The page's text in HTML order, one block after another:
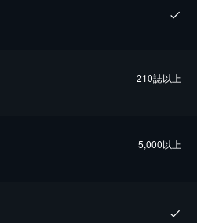
210誌以上
5,000以上